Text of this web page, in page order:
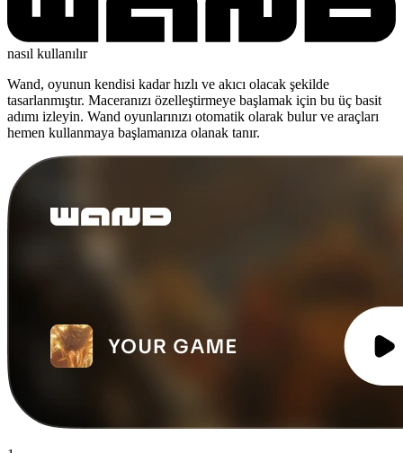
nasıl kullanılır
Wand, oyunun kendisi kadar hızlı ve akıcı olacak şekilde
tasarlanmıştır. Maceranızı özelleştirmeye başlamak için bu üç basit
adımı izleyin. Wand oyunlarınızı otomatik olarak bulur ve araçları
hemen kullanmaya başlamanıza olanak tanır.